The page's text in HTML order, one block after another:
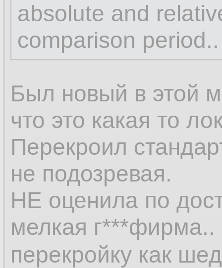
absolute and
comparison period..
Был новый в этой
что это какая то
Перекроил
не подозревая.
НЕ оценила по
мелкая
перекройку как